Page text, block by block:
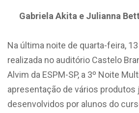
Gabriela Akita e Julianna
Na última noite de quarta-feira,
realizada no auditório Castelo
Alvim da ESPM-SP, a 3º Noite
apresentação de vários
desenvolvidos por alunos do